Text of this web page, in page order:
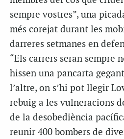
sempre vostres”, una
més corejat durant les
darreres setmanes en
“Els carrers seran sempre
hissen una pancarta
l’altre, on s’hi pot llegir
rebuig a les vulneracions
de la desobediència
reunir 400 bombers de